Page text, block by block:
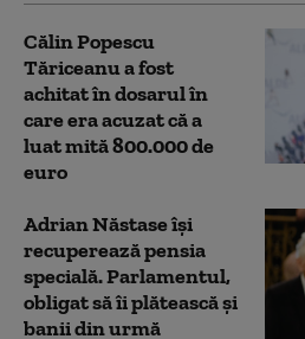
Călin Popescu
Tăriceanu a fost
achitat în dosarul în
care era acuzat că a
luat mită 800.000 de
euro
Adrian Năstase își
recuperează pensia
specială. Parlamentul,
obligat să îi plătească și
banii din urmă